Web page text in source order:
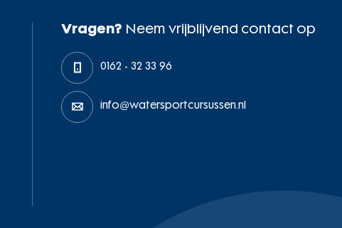
Vragen? Neem vrijblijvend contact op
0162 - 32 33 96
info@watersportcursussen.nl